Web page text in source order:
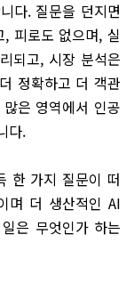
다. 질문을 던지면
피로도 없으며, 실
되고, 시장 분석은
정확하고 더 객관
은 영역에서 인공
다.
한 가지 질문이 떠
며 더 생산적인 AI
은 무엇인가 하는